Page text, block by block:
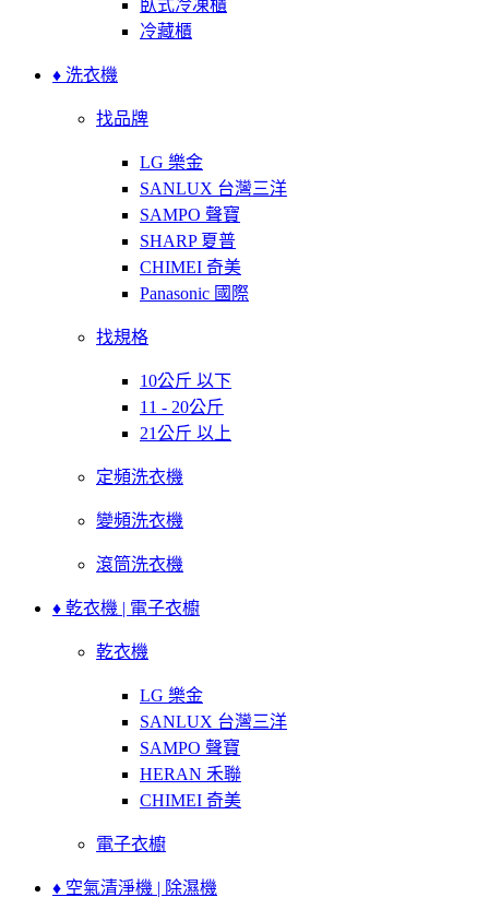
臥式冷凍櫃
冷藏櫃
♦ 洗衣機
找品牌
LG 樂金
SANLUX 台灣三洋
SAMPO 聲寶
SHARP 夏普
CHIMEI 奇美
Panasonic 國際
找規格
10公斤 以下
11 - 20公斤
21公斤 以上
定頻洗衣機
變頻洗衣機
滾筒洗衣機
♦ 乾衣機 | 電子衣櫥
乾衣機
LG 樂金
SANLUX 台灣三洋
SAMPO 聲寶
HERAN 禾聯
CHIMEI 奇美
電子衣櫥
♦ 空氣清淨機 | 除濕機